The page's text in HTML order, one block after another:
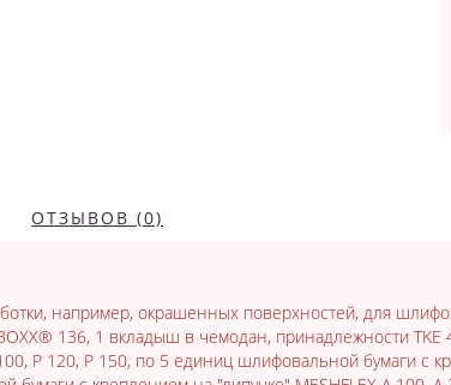
ОТЗЫВОВ (0)
например, окрашенных поверхностей, для
136, 1 вкладыш в чемодан, принадлежности
P 120, P 150, по 5 единиц шлифовальной бумаги с